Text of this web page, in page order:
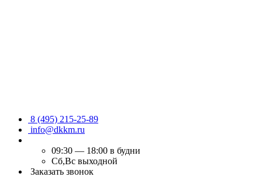
8 (495) 215-25-89
info@dkkm.ru
09:30 — 18:00 в будни
Сб,Вс выходной
Заказать звонок